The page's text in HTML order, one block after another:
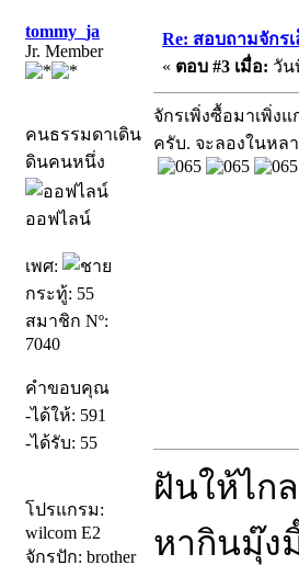
tommy_ja
Jr. Member
คนธรรมดาเดิน
ดินคนหนึ่ง
ออฟไลน์
เพศ:
กระทู้: 55
สมาชิก Nº:
7040
คำขอบคุณ
-ได้ให้: 591
-ได้รับ: 55
โปรแกรม:
wilcom E2
จักรปัก: brother
Re: สอบถามจักร
« ตอบ #3 เมื่อ: วัน
จักรเพิ่งซื้อมาเพิ่ง
ครับ. จะลองในห
ฝันให้ไก
หากินมุ๊ง